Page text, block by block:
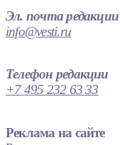
Эл. почта редакции
info@vesti.ru
Телефон редакции
+7 495 232 63 33
Реклама на сайте